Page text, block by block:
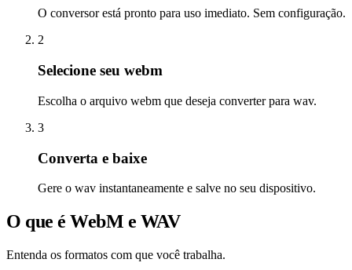
O conversor está pronto para uso imediato. Sem configuração.
2
Selecione seu webm
Escolha o arquivo webm que deseja converter para wav.
3
Converta e baixe
Gere o wav instantaneamente e salve no seu dispositivo.
O que é WebM e WAV
Entenda os formatos com que você trabalha.